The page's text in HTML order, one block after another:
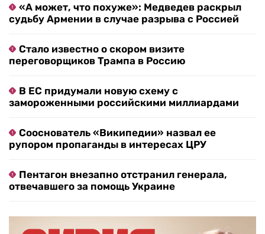
«А может, что похуже»: Медведев раскрыл
судьбу Армении в случае разрыва с Россией
Стало известно о скором визите
переговорщиков Трампа в Россию
В ЕС придумали новую схему с
замороженными российскими миллиардами
Сооснователь «Википедии» назвал ее
рупором пропаганды в интересах ЦРУ
Пентагон внезапно отстранил генерала,
отвечавшего за помощь Украине